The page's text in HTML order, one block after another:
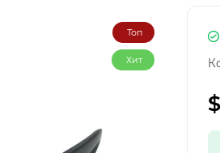
Топ
Хит